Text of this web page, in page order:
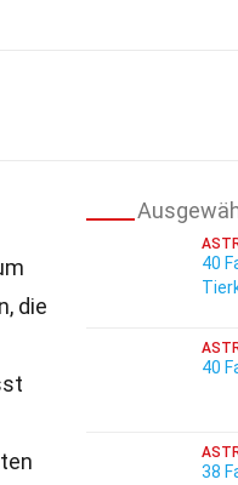
die
40
40
38